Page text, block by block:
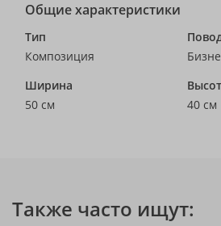
Общие характеристики
Тип
Композиция
Ширина
50 см
40 см
Также часто ищут: